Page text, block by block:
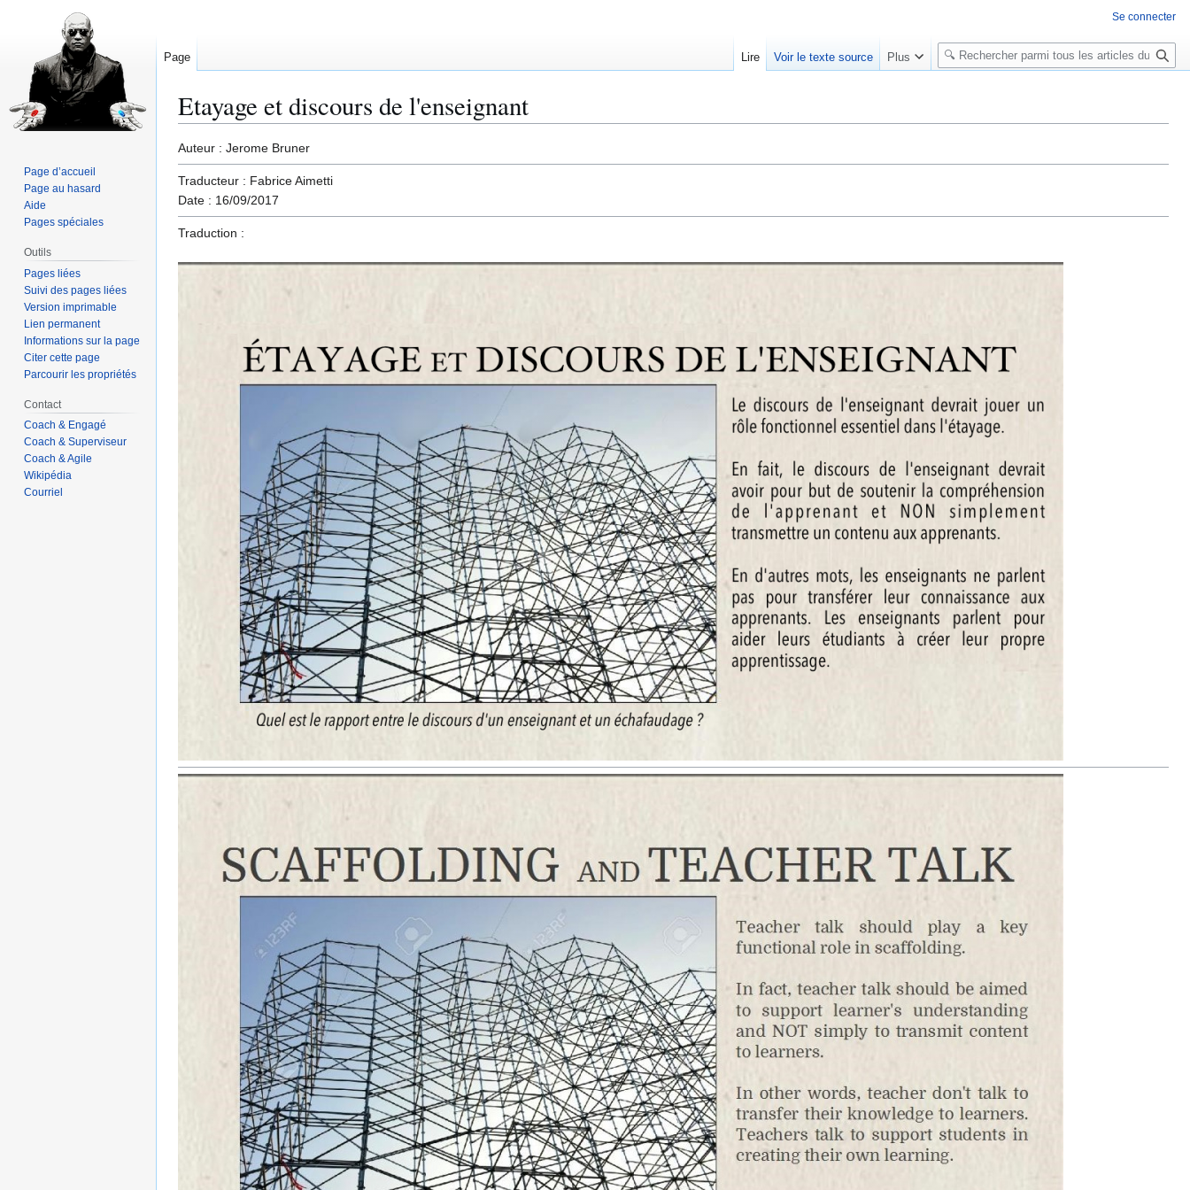
Etayage et discours de l'enseignant
Aller
à
la
navigation
Aller
à
la
recherche
Auteur : Jerome Bruner
Traducteur : Fabrice Aimetti
Date : 16/09/2017
Traduction :
Se connecter
Page Lire Voir le texte source Plus
R
e
e
e
Page d’accueil
Page au hasard
Aide
Pages spéciales
Outils
Pages liées
Suivi des pages liées
Version imprimable
Lien permanent
Informations sur la page
Citer cette page
Parcourir les propriétés
Contact
Coach & Engagé
Coach & Superviseur
Coach & Agile
Wikipédia
Courriel